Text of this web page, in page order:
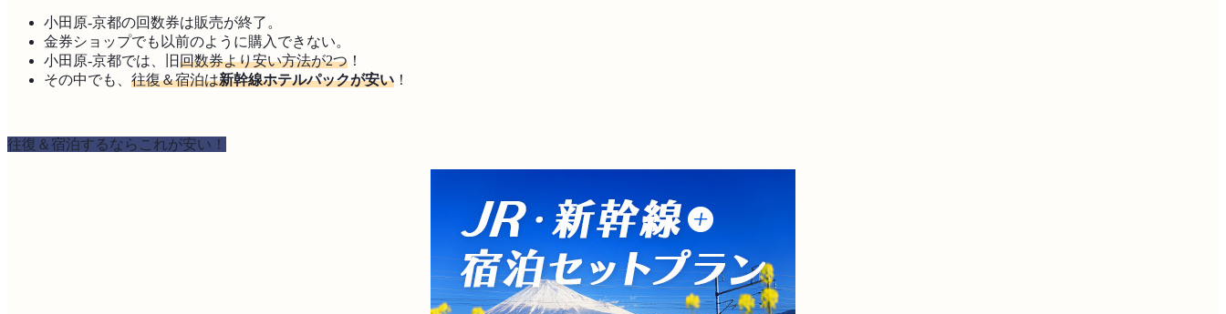
小田原-京都の回数券は販売が終了。
金券ショップでも以前のように購入できない。
小田原-京都では、旧回数券より安い方法が2つ ！
その中でも、 往復＆宿泊は新幹線ホテルパックが安い ！
往復＆宿泊するならこれが安い！